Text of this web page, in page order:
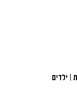
| ילדים